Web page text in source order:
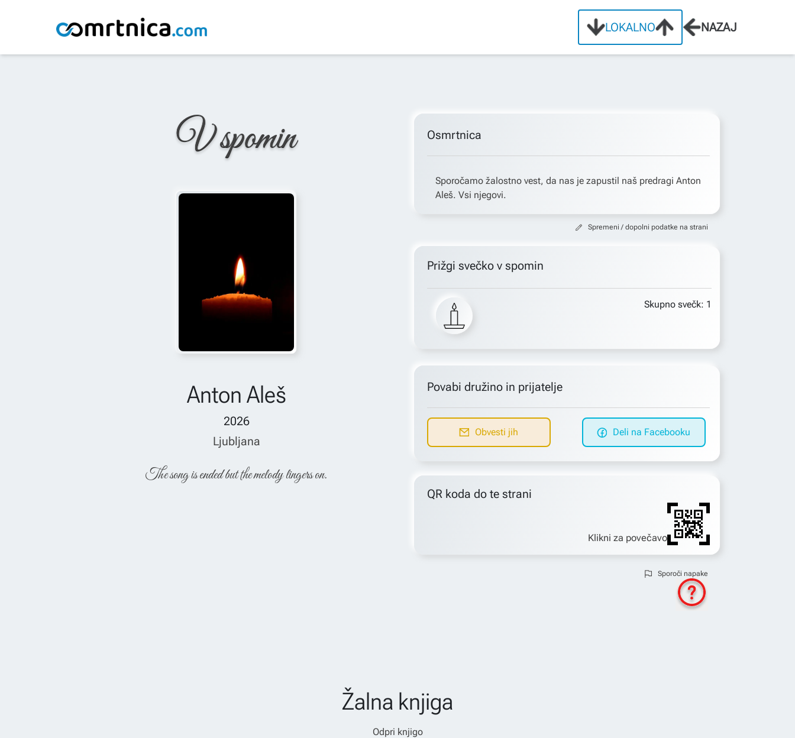
LOKALNO NAZAJ
Osmrtnice / Anton Aleš
V spomin
Anton Aleš
2026
Ljubljana
The song is ended but the melody lingers on.
Osmrtnica
Sporočamo žalostno vest, da nas je zapustil naš predragi Anton
Aleš. Vsi njegovi.
Spremeni / dopolni podatke na strani
Prižgi svečko v spomin
Skupno svečk: 1
Povabi družino in prijatelje
Obvesti jih Deli na Facebooku
QR koda do te strani
Klikni za povečavo
Sporoči napake
Žalna knjiga
Odpri knjigo